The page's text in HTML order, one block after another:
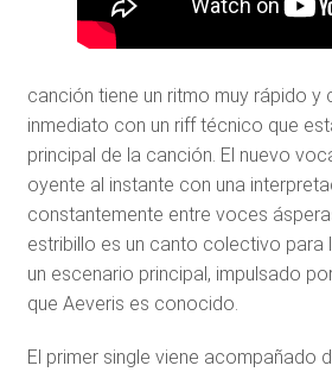
canción tiene un ritmo muy rápido y
inmediato con un riff técnico que
principal de la canción. El nuevo
oyente al instante con una
constantemente entre voces
estribillo es un canto colectivo para
un escenario principal, impulsado
que Aeveris es conocido.
El primer single viene acompañado